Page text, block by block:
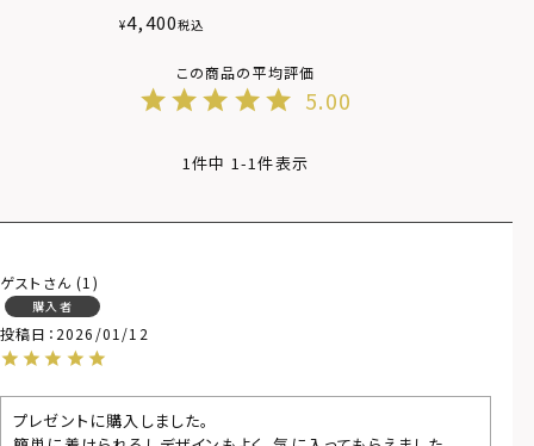
¥4,400税込
5.00
1件中 1-1件表示
ゲスト 1
購入者
投稿日 2026/01/12
プレゼントに購入しました。